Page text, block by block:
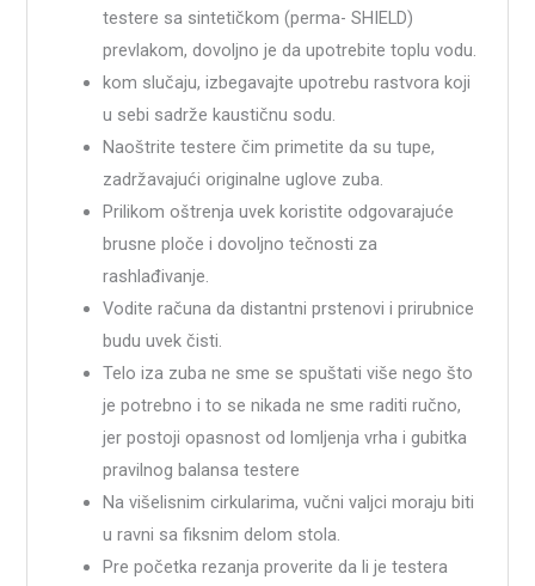
testere sa sintetičkom (perma- SHIELD)
prevlakom, dovoljno je da upotrebite toplu vodu.
kom slučaju, izbegavajte upotrebu rastvora koji
u sebi sadrže kaustičnu sodu.
Naoštrite testere čim primetite da su tupe,
zadržavajući originalne uglove zuba.
Prilikom oštrenja uvek koristite odgovarajuće
brusne ploče i dovoljno tečnosti za
rashlađivanje.
Vodite računa da distantni prstenovi i prirubnice
budu uvek čisti.
Telo iza zuba ne sme se spuštati više nego što
je potrebno i to se nikada ne sme raditi ručno,
jer postoji opasnost od lomljenja vrha i gubitka
pravilnog balansa testere
Na višelisnim cirkularima, vučni valjci moraju biti
u ravni sa fiksnim delom stola.
Pre početka rezanja proverite da li je testera